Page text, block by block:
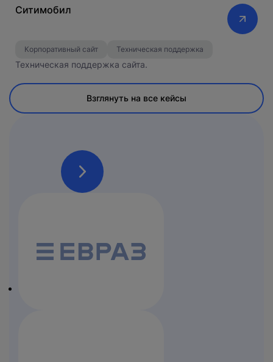
Ситимобил
Корпоративный сайт Техническая поддержка
Техническая поддержка сайта.
Взглянуть на все кейсы